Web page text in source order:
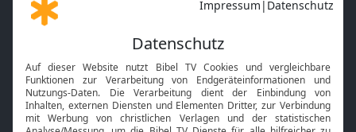
Gott und Bibel erklärt
Neuigkeiten
Mobile App
Smart TV
HbbTV
Bibelthek Online-Bibel